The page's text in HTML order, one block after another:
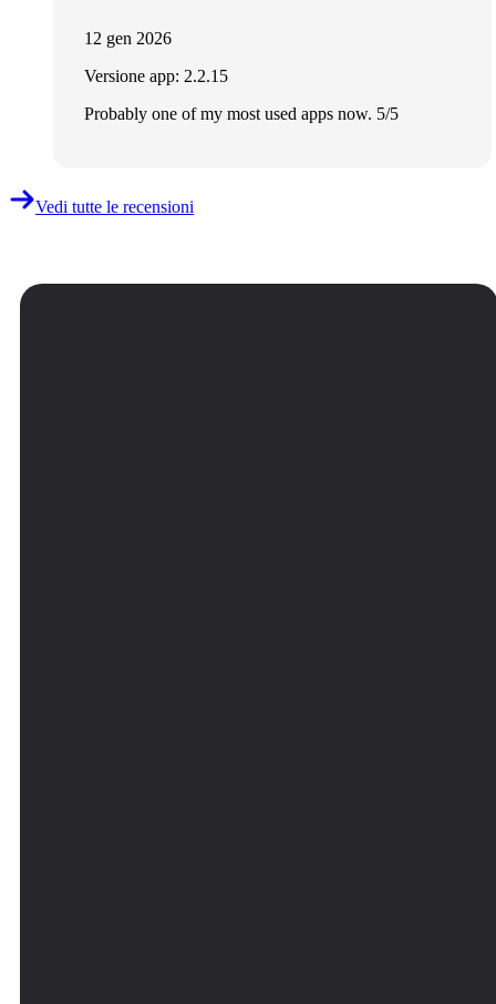
12 gen 2026
Versione app: 2.2.15
Probably one of my most used apps now. 5/5
Vedi tutte le recensioni